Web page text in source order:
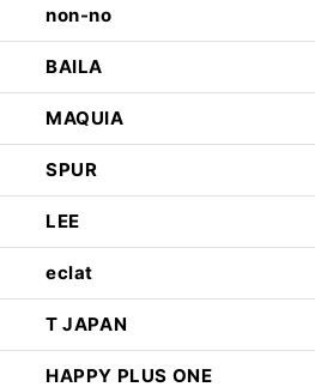
non-no
BAILA
MAQUIA
SPUR
LEE
eclat
T JAPAN
HAPPY PLUS ONE